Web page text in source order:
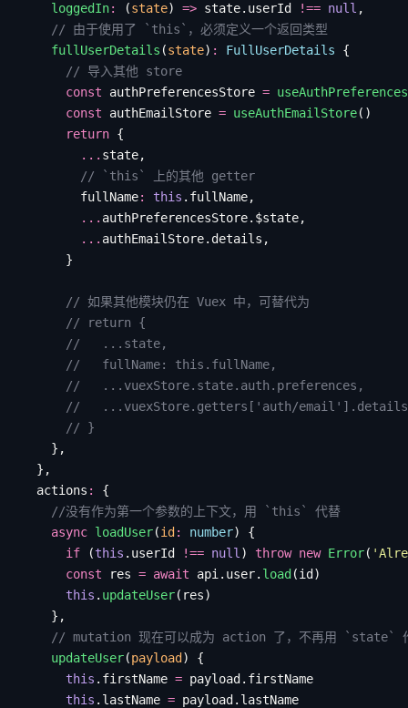
    loggedIn
: (state) => state. userId !== null ,
    // 由于使用了 `this`，必须定义一个返回类型
    fullUserDetails
(state) : FullUserDetails {
      // 导入其他 store
      const
authPreferencesStore =
      const
authEmailStore = useAuthEmailStore()
      return
{
        ...
state,
        // `this` 上的其他 getter
        fullName
: this . fullName,
        ...
authPreferencesStore. $state,
        ...
authEmailStore. details ,
      }
      // 如果其他模块仍在 Vuex 中，可替代为
      // return {
      //   ...state,
      //   fullName: this.fullName,
      //   ...vuexStore.state.auth.preferences,
      //   ...vuexStore.getters['auth/email'].details
      // }
    },
  },
  actions
:
{
    //没有作为第一个参数的上下文，用 `this` 代替
    async
loadUser(id : number) {
      if
(this . userId !== null ) throw new Error( '
      const
res = await api . user. load (id )
      this
. updateUser( res)
    },
// mutation 现在可以成为 action 了，不再用 `state`
    updateUser
(payload ) {
      this
. firstName = payload . firstName
      this
. lastName = payload . lastName